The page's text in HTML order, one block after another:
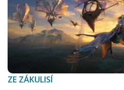
ZE ZÁKULISÍ